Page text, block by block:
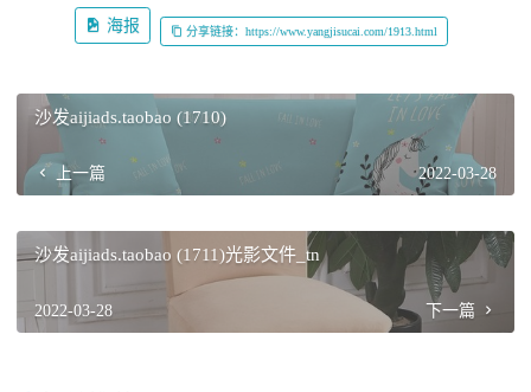
海报 分享链接：https://www.yangjisucai.com/1913.html
沙发aijiads.taobao (1710)
上一篇 2022-03-28
沙发aijiads.taobao (1711)光影文件_tn
2022-03-28 下一篇